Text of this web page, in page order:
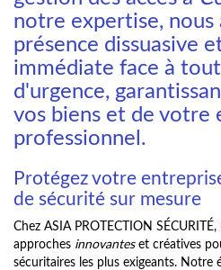
notre expertise, nous
présence dissuasive
immédiate face à
d'urgence,
vos biens et de votre
professionnel.
Protégez votre
de sécurité sur mesure
Chez ASIA PROTECTION
approches innovanteset créatives
sécuritaires les plus exigeants. Notre